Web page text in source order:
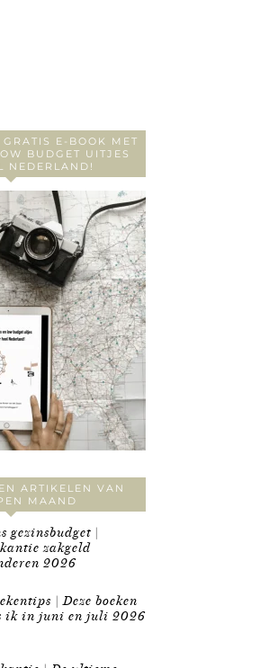
E-BOOK MET
BUDGET UITJES
NEDERLAND!
ARTIKELEN VAN
MAAND
gezinsbudget |
zakgeld
2026
| Deze boeken
ik in juni en juli 2026